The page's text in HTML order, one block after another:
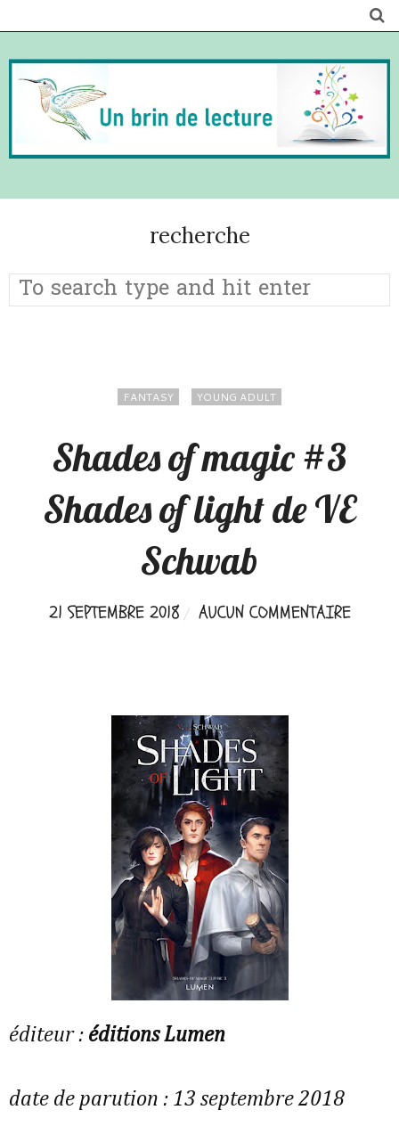
recherche
FANTASY YOUNG ADULT
Shades of magic #3
Shades of light de VE
Schwab
21 SEPTEMBRE 2018 AUCUN COMMENTAIRE
éditeur : éditions Lumen
date de parution : 13 septembre 2018